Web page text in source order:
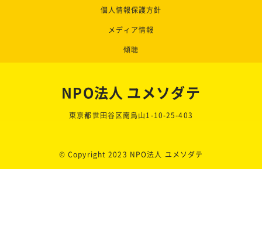
個人情報保護方針
メディア情報
傾聴
NPO法人 ユメソダテ
東京都世田谷区南烏山1-10-25-403
© Copyright 2023 NPO法人 ユメソダテ